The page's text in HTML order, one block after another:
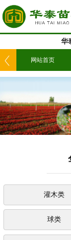
华
们 网站首页
灌木类
球类